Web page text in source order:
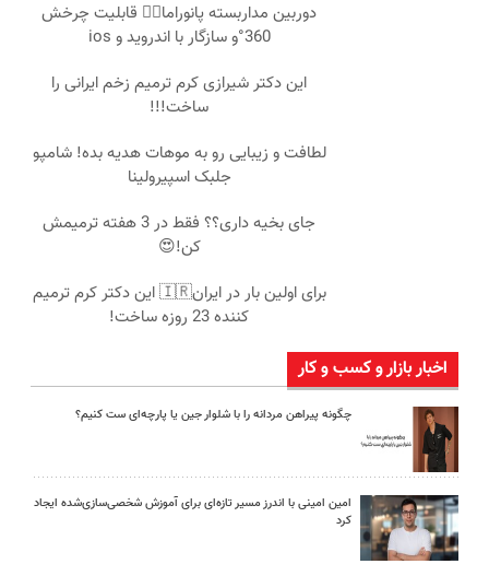
دوربین مداربسته پانوراما👈🏻 قابلیت چرخش
360°و سازگار با اندروید و ios
این دکتر شیرازی کرم ترمیم زخم ایرانی را
ساخت!!!
لطافت و زیبایی رو به موهات هدیه بده! شامپو
جلبک اسپیرولینا
جای بخیه داری؟؟ فقط در 3 هفته ترمیمش
کن!😍
برای اولین بار در ایران🇮🇷 این دکتر کرم ترمیم
کننده 23 روزه ساخت!
اخبار بازار و کسب و کار
چگونه پیراهن مردانه را با شلوار جین یا پارچه‌ای ست کنیم؟
امین امینی با اندرز مسیر تازه‌ای برای آموزش شخصی‌سازی‌شده ایجاد
کرد